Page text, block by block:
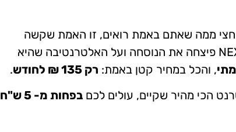
חצי ממה שאתם באמת רואים, זו האמת שקשה
להתכחש לה. אנחנו כאן כדי לספר לכם על איך NEXT TV פיצחה את הנוסחה ועל האלטרנטיבה שהיא
, והכל במחיר קטן באמת: רק 135 ₪ לחודש
.
הכי מהיר שקיים, עולים לכם
בפחות מ- 5 ש"ח